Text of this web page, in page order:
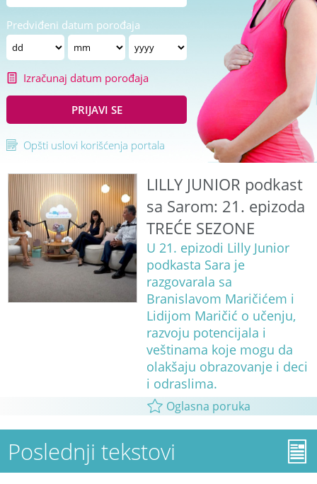
Predviđeni datum porođaja
Izračunaj datum porođaja
PRIJAVI SE
Opšti uslovi korišćenja portala
LILLY JUNIOR podkast
sa Sarom: 21. epizoda
TREĆE SEZONE
U 21. epizodi Lilly Junior
podkasta Sara je
razgovarala sa
Branislavom Maričićem i
Lidijom Maričić o učenju,
razvoju potencijala i
veštinama koje mogu da
olakšaju obrazovanje i deci
i odraslima.
Oglasna poruka
Poslednji tekstovi